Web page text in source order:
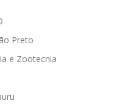
Preto
e Zootecnia